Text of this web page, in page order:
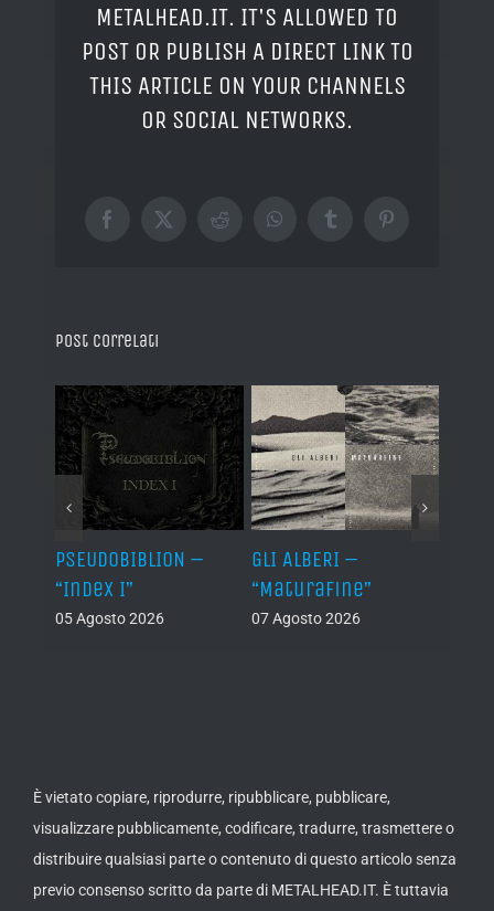
METALHEAD.IT. IT'S ALLOWED TO
POST OR PUBLISH A DIRECT LINK TO
THIS ARTICLE ON YOUR CHANNELS
OR SOCIAL NETWORKS.
Facebook
X RedditWhatsAppTumblrPinterest
Post correlati
PSEUDOBIBLION –
“Index I”
05 Agosto 2026
GLI ALBERI –
“Maturafine”
07 Agosto 2026
È vietato copiare, riprodurre, ripubblicare, pubblicare,
visualizzare pubblicamente, codificare, tradurre, trasmettere o
distribuire qualsiasi parte o contenuto di questo articolo senza
previo consenso scritto da parte di METALHEAD.IT. È tuttavia